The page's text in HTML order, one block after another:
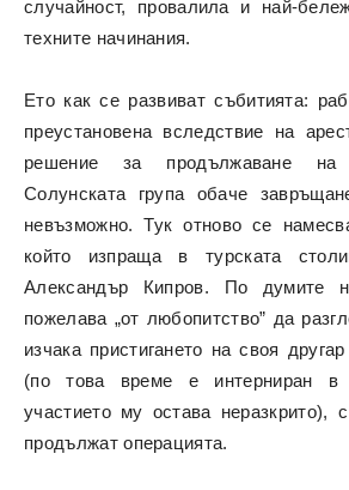
случайност, провалила и най-
техните начинания.
Ето как се развиват събитията:
преустановена вследствие на
решение за продължаване на
Солунската група обаче
невъзможно. Тук отново се
който изпраща в турската
Александър Кипров. По думите
пожелава „от любопитство” да
изчака пристигането на своя
(по това време е интерниран
участието му остава неразкрито),
продължат операцията.